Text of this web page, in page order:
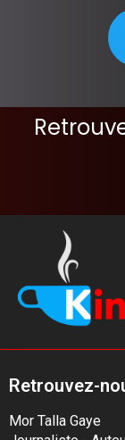
Retrouvez-
Mor Talla Gaye